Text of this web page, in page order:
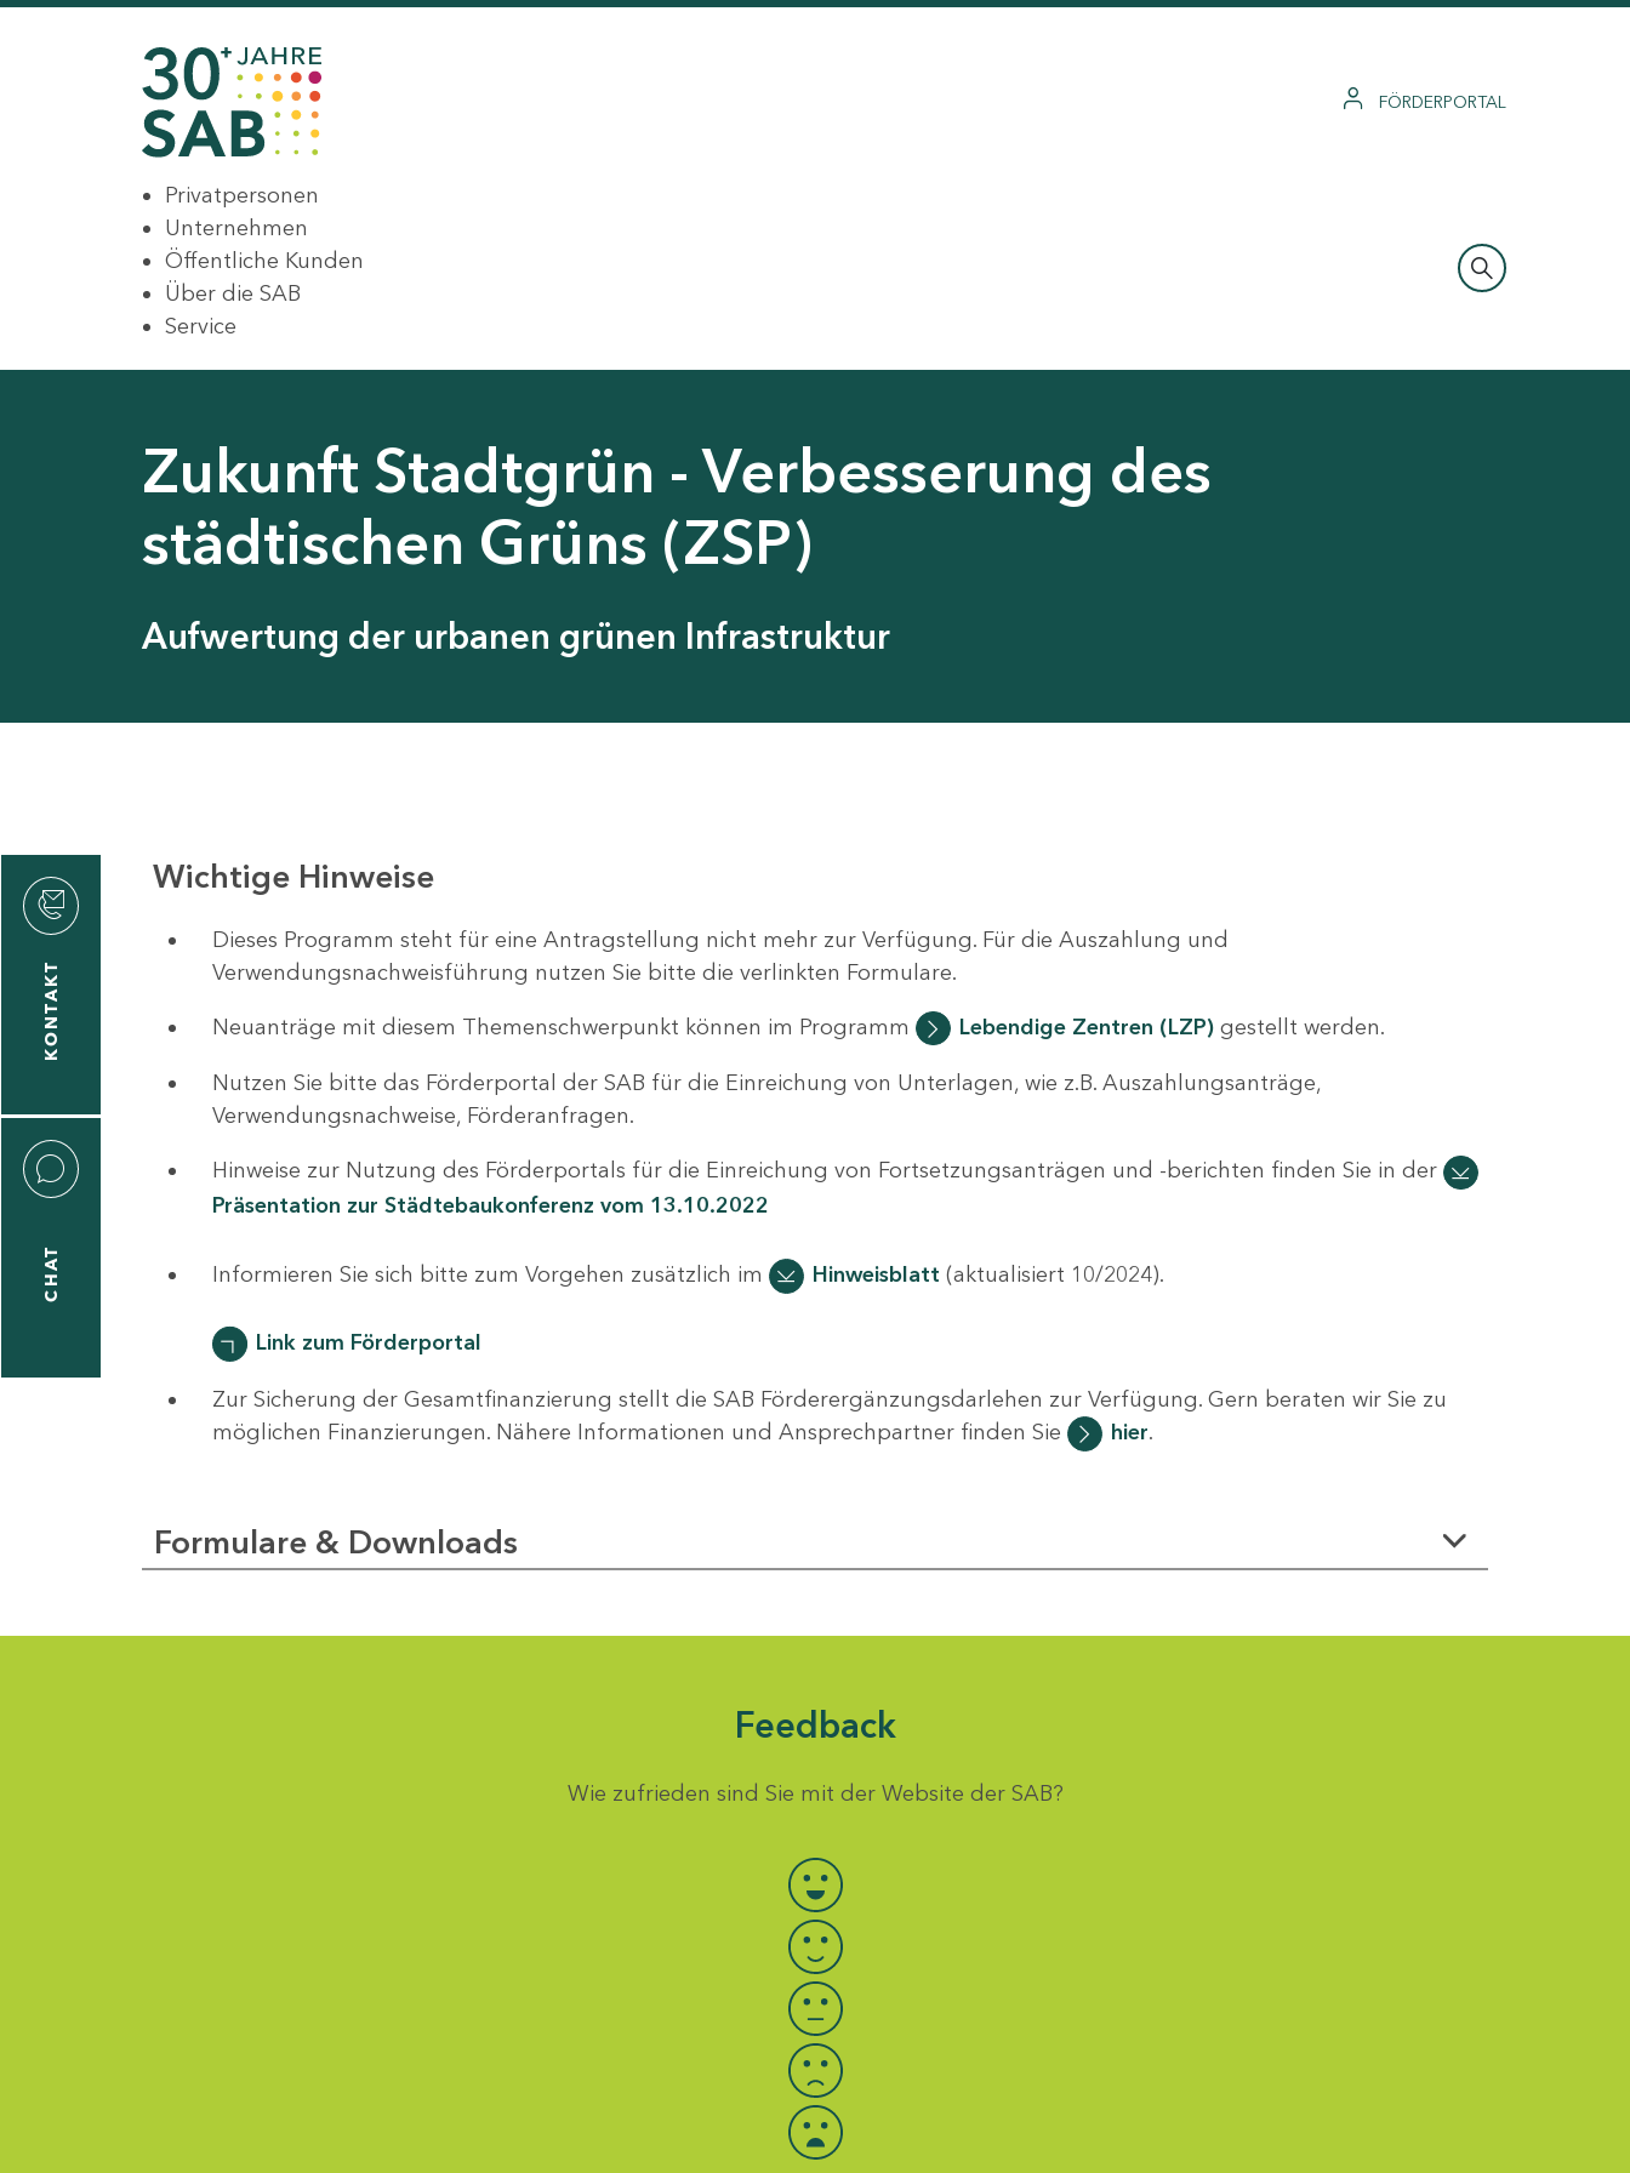
FÖRDERPORTAL
Privatpersonen
Unternehmen
Öffentliche Kunden
Über die SAB
Service
Zukunft Stadtgrün - Verbesserung des
städtischen Grüns (ZSP)
Aufwertung der urbanen grünen Infrastruktur
KONTAKT
CHAT
Wichtige Hinweise
Dieses Programm steht für eine Antragstellung nicht mehr zur Verfügung. Für die Auszahlung und
Verwendungsnachweisführung nutzen Sie bitte die verlinkten Formulare.
Neuanträge mit diesem Themenschwerpunkt können im Programm Lebendige Zentren (LZP)gestellt werden.
Nutzen Sie bitte das Förderportal der SAB für die Einreichung von Unterlagen, wie z.B. Auszahlungsanträge,
Verwendungsnachweise, Förderanfragen.
Hinweise zur Nutzung des Förderportals für die Einreichung von Fortsetzungsanträgen und -berichten finden Sie in der
Präsentation zur Städtebaukonferenz vom 13.10.2022
Informieren Sie sich bitte zum Vorgehen zusätzlich im Hinweisblatt (aktualisiert 10/2024).
Link zum Förderportal
Zur Sicherung der Gesamtfinanzierung stellt die SAB Förderergänzungsdarlehen zur Verfügung. Gern beraten wir Sie zu
möglichen Finanzierungen. Nähere Informationen und Ansprechpartner finden Sie
hier.
Formulare & Downloads
Feedback
Wie zufrieden sind Sie mit der Website der SAB?
Bewertung auswählen